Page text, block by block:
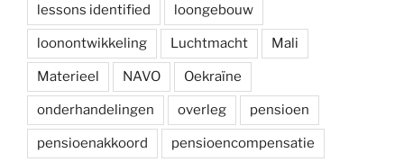
lessons identified loongebouw
loonontwikkeling Luchtmacht Mali
Materieel NAVO Oekraïne
onderhandelingen overleg pensioen
pensioenakkoord pensioencompensatie